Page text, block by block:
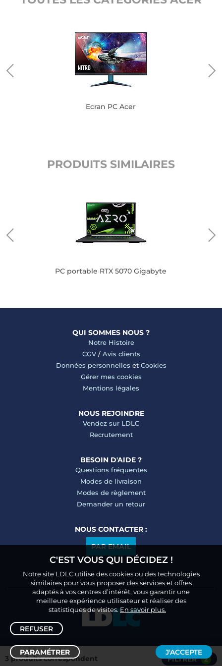
Trier /Filtrer
3 produits correspondent FILTRER 2
Ecran PC Acer
PRODUITS SIMILAIRES
PC portable RTX 5070 Gigabyte
QUI SOMMES NOUS ?
Notre Histoire
CGV/ Avis clients
Données personnelles et Cookies
Gérer mes cookies
Mentions légales
NOUS REJOINDRE
Vendez sur LDLC
Recrutement
BESOIN D'AIDE ?
Questions fréquentes
Modes de livraison
Modes de règlement
Demander un retour
NOUS CONTACTER :
PAR EMAIL
C'EST VOUS QUI DÉCIDEZ !
Notre site LDLC utilise des cookies ou des technologies
similaires pour vous proposer des services et offres
adaptés à vos centres d’intérêt, vous garantir une
meilleure expérience utilisateur et réaliser des
statistiques de visites.En savoir plus.
REFUSER
PARAMÉTRER J'ACCEPTE